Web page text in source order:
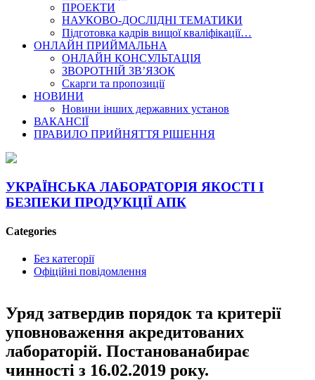
ПРОЕКТИ
НАУКОВО-ДОСЛІДНІ ТЕМАТИКИ
Підготовка кадрів вищої кваліфікації…
ОНЛАЙН ПРИЙМАЛЬНА
ОНЛАЙН КОНСУЛЬТАЦІЯ
ЗВОРОТНІЙ ЗВ’ЯЗОК
Скарги та пропозиції
НОВИНИ
Новини інших державних установ
ВАКАНСІЇ
ПРАВИЛО ПРИЙНЯТТЯ РІШЕННЯ
УКРАЇНСЬКА ЛАБОРАТОРІЯ ЯКОСТІ І
БЕЗПЕКИ ПРОДУКЦІЇ АПК
Categories
Без категорії
Офіційні повідомлення
Уряд затвердив порядок та критерії
уповноваження акредитованих
лабораторій. Постанованабирає
чинності з 16.02.2019 року.